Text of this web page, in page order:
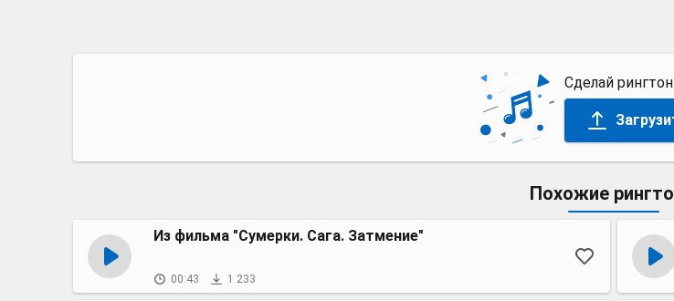
Сделай
Похожие
Из фильма "Сумерки. Сага. Затмение"
00:43 1 233